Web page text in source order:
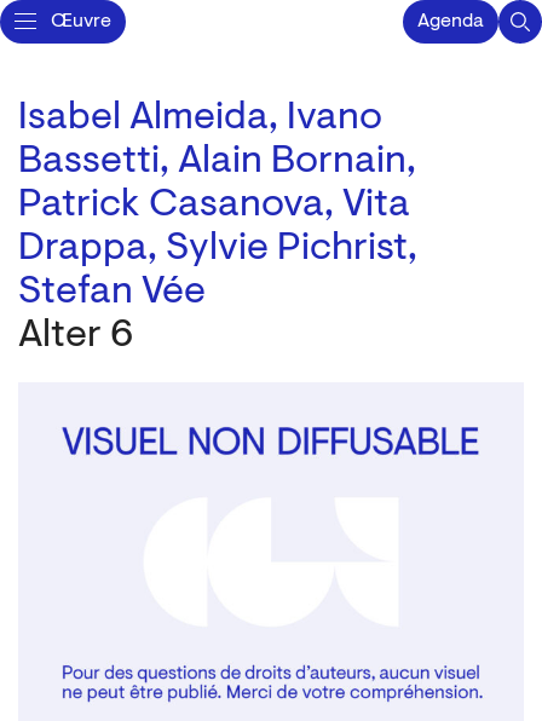
Œuvre Agenda
Isabel Almeida, Ivano
Bassetti, Alain Bornain,
Patrick Casanova, Vita
Drappa, Sylvie Pichrist,
Stefan Vée
Alter 6